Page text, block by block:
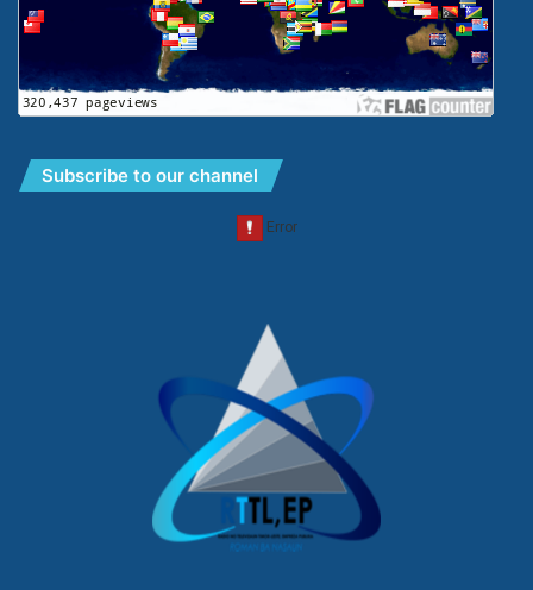
Subscribe to our channel